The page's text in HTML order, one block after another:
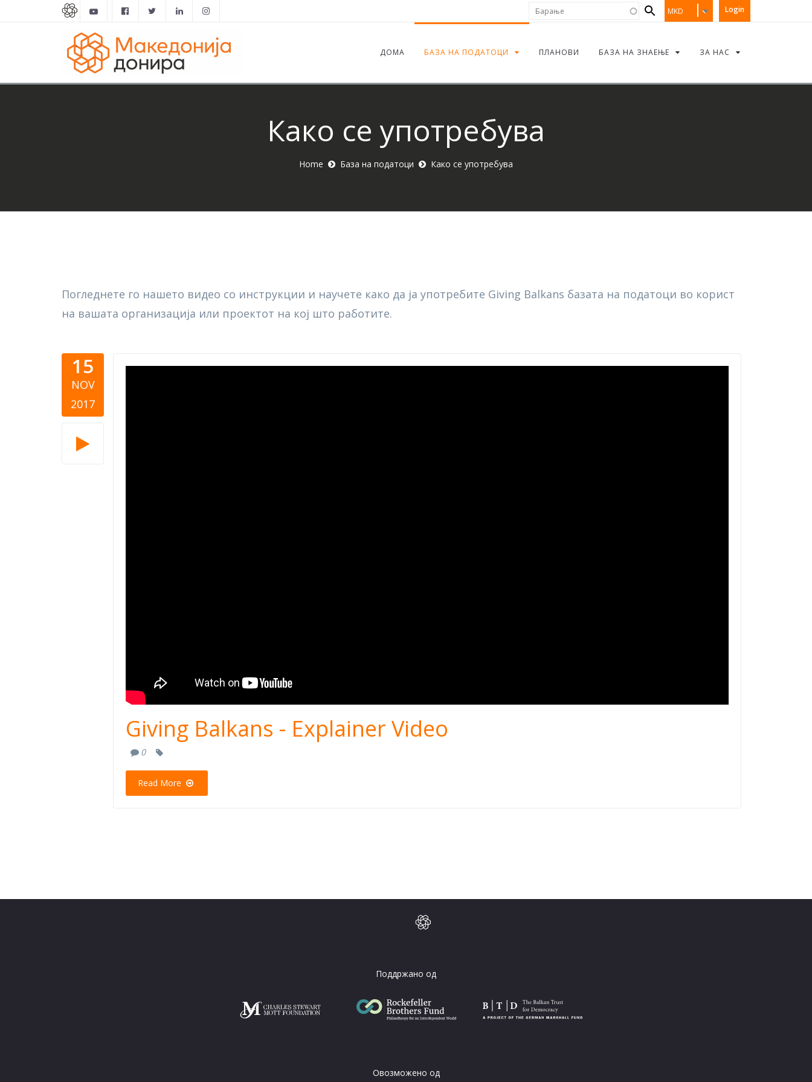
Login
MKD
Search
form
ДОМА БАЗА НА ПОДАТОЦИ ПЛАНОВИ БАЗА НА ЗНАЕЊЕ ЗА НАС
Како се употребува
Home База на податоци Како се употребува
Погледнете го нашето видео со инструкции и научете како да ја употребите Giving Balkans базата на податоци во корист
на вашата организација или проектот на кој што работите.
15
NOV
2017
Giving Balkans - Explainer Video
0
Read More
Поддржано од
Овозможено од